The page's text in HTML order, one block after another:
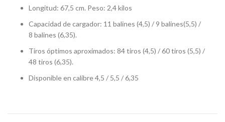
Longitud: 67,5 cm. Peso: 2,4 kilos
Capacidad de cargador: 11 balines (4,5) / 9 balines(5,5) /
8 balines (6,35).
Tiros óptimos aproximados: 84 tiros (4,5) / 60 tiros (5,5) /
48 tiros (6,35).
Disponible en calibre 4,5 / 5,5 / 6,35